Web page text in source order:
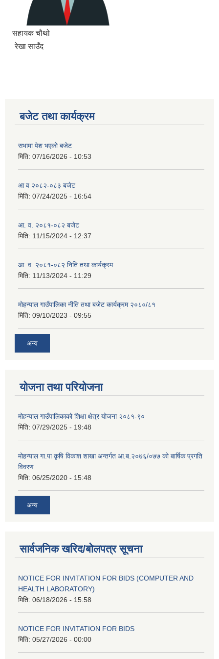
सहायक चौथो
रेखा साउँद
बजेट तथा कार्यक्रम
सभामा पेश भएको बजेट
मिति: 07/16/2026 - 10:53
आ व २०८२-०८३ बजेट
मिति: 07/24/2025 - 16:54
आ. व. २०८१-०८२ बजेट
मिति: 11/15/2024 - 12:37
आ. व. २०८१-०८२ निति तथा कार्यक्रम
मिति: 11/13/2024 - 11:29
मोहन्याल गाउँपालिका नीति तथा बजेट कार्यक्रम २०८०/८१
मिति: 09/10/2023 - 09:55
अन्य
योजना तथा परियोजना
मोहन्याल गाउँपालिकाको शिक्षा क्षेत्र योजना २०८१-९०
मिति: 07/29/2025 - 19:48
मोहन्याल गा.पा कृषि विकाश शाखा अन्तर्गत आ.ब.२०७६/०७७ को बार्षिक प्रगति
विवरण
मिति: 06/25/2020 - 15:48
अन्य
सार्वजनिक खरिद/बोलपत्र सूचना
NOTICE FOR INVITATION FOR BIDS (COMPUTER AND
HEALTH LABORATORY)
मिति: 06/18/2026 - 15:58
NOTICE FOR INVITATION FOR BIDS
मिति: 05/27/2026 - 00:00